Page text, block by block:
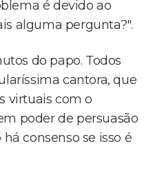
é devido ao
alguma pergunta?".
do papo. Todos
cantora, que
virtuais com o
poder de persuasão
consenso se isso é